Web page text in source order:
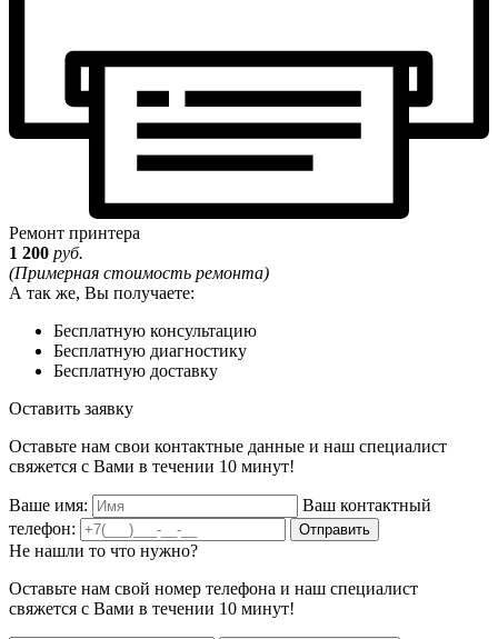
Ремонт принтера
1 200 руб.
(Примерная стоимость ремонта)
А так же, Вы получаете:
Бесплатную консультацию
Бесплатную диагностику
Бесплатную доставку
Оставить заявку
Оставьте нам свои контактные данные и наш специалист
свяжется с Вами в течении 10 минут!
Ваше имя:
Ваш контактный
телефон:
Отправить
Не нашли то что нужно?
Оставьте нам свой номер телефона и наш специалист
свяжется с Вами в течении 10 минут!